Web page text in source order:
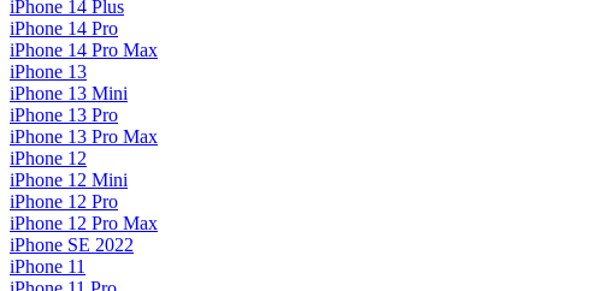
iPhone 14 Plus
iPhone 14 Pro
iPhone 14 Pro Max
iPhone 13
iPhone 13 Mini
iPhone 13 Pro
iPhone 13 Pro Max
iPhone 12
iPhone 12 Mini
iPhone 12 Pro
iPhone 12 Pro Max
iPhone SE 2022
iPhone 11